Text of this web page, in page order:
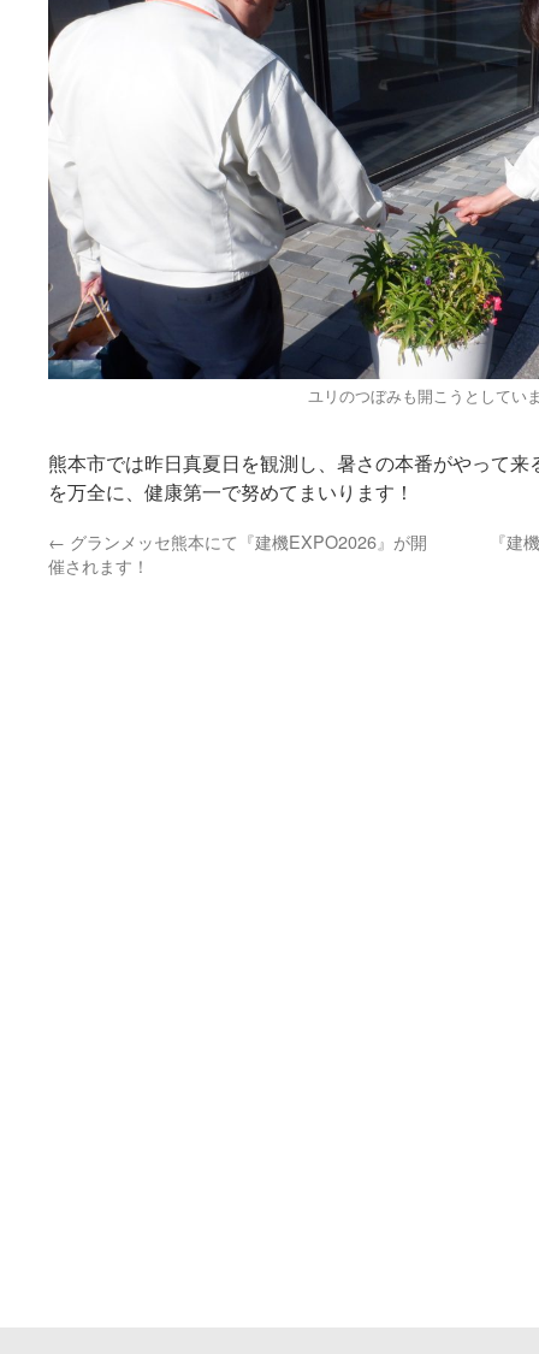
ユリのつぼみも開こうとしてい
熊本市では昨日真夏日を観測し、暑さの本番がやって
を万全に、健康第一で努めてまいります！
← グランメッセ熊本にて『建機EXPO2026』が開
催されます！
『建